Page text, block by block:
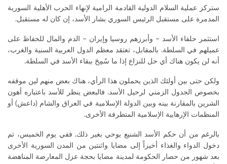
ستركز عملية السلام الدولية القادمة الرامية لإنهاء الحرب الأهلية السورية
المدمرة على مستقبل الرئيس السوري بشار الأسد، إن كان له مستقبل.
استثمر حلفاء الأسد – وأبرزهم روسيا وإيران – الدم والمال للحفاظ على
عميلهم في السلطة. بالمقابل، تعتقد معظم الدول العربية السنية والغرب،
أنه لن يكون هناك أي حل للنزاع إذا ما سُمِحَ ببقاء الأسد في السلطة.
ولكن حتى بين أولئك الذين يحملون هذا الرأي، هناك بعض منهم لين موقفه
بخصوص الجدول الزمني لرحيل الأسد. فالبعض ينظر للأسد باعتباره أهون
الشرين بالمقارنة بينه وبين الدولة الإسلامية في العراق والشام (داعش) أو
المنظمات الإرهابية الإسلامية المتطرفة الأخرى.
بالرغم من أن حكم الأسد الشنيع يوحي بغير ذلك. ففي يوم الخميس، تم
دخول الدواء والغذاء أخيراً إلى مضايا واثنتين من المدن السورية الأخرى
بعد شهور من حصار الحكومة لمدينة مضايا بحجة عزل المعارضة المناهضة